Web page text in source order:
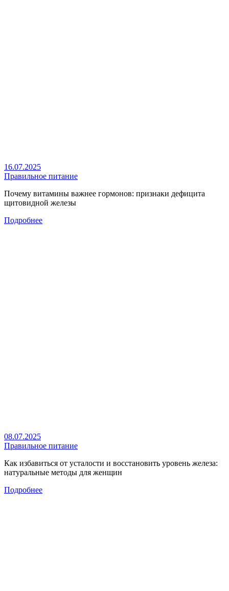
16.07.2025
Правильное питание
Почему витамины важнее гормонов: признаки дефицита
щитовидной железы
Подробнее
08.07.2025
Правильное питание
Как избавиться от усталости и восстановить уровень железа:
натуральные методы для женщин
Подробнее